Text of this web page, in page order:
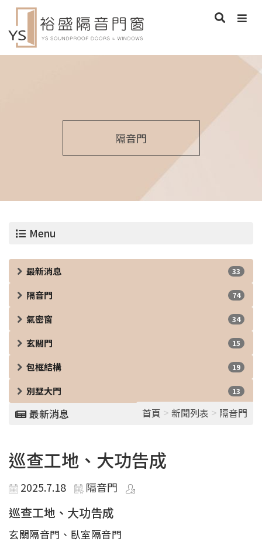
隔音門
Menu
最新消息 33
隔音門 74
氣密窗 34
玄關門 15
包框結構 19
別墅大門 13
最新消息 首頁 > 新聞列表 > 隔音門
巡查工地、大功告成
2025.7.18 隔音門
巡查工地、大功告成
玄關隔音門、臥室隔音門